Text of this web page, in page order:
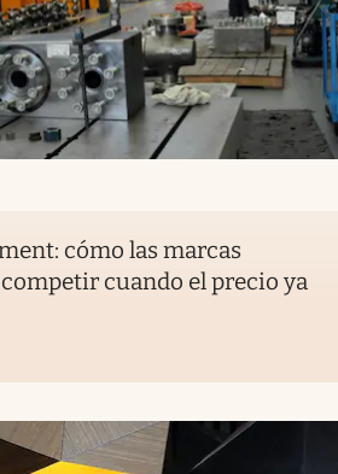
cómo las marcas
cuando el precio ya